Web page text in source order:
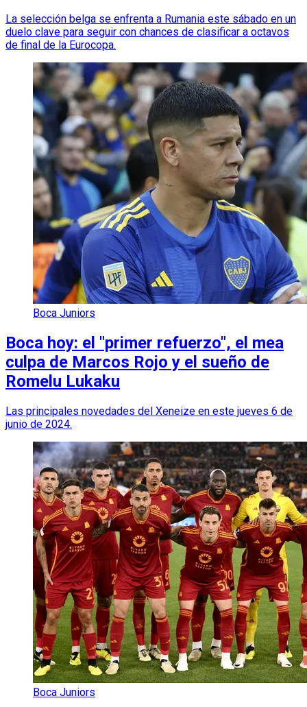
La selección belga se enfrenta a Rumania este sábado en un
duelo clave para seguir con chances de clasificar a octavos
de final de la Eurocopa.
Boca Juniors
Boca hoy: el "primer refuerzo", el mea
culpa de Marcos Rojo y el sueño de
Romelu Lukaku
Las principales novedades del Xeneize en este jueves 6 de
junio de 2024.
Boca Juniors